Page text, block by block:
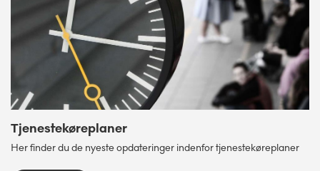
Tjenestekøreplaner
Her finder du de nyeste opdateringer indenfor tjenestekøreplaner